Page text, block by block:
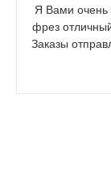
Я Вами очень
фрез
Заказы